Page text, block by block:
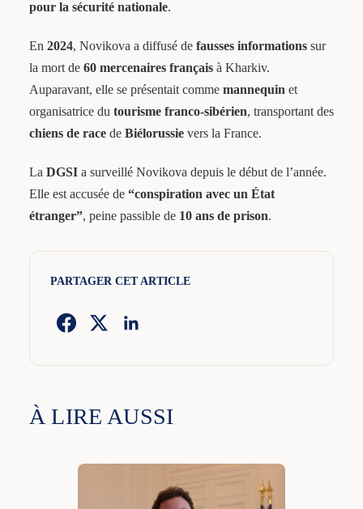
pour la sécurité nationale.
En 2024, Novikova a diffusé de fausses informationssur
la mort de 60 mercenaires françaisà Kharkiv.
Auparavant, elle se présentait comme mannequin et
organisatrice du tourisme franco-sibérien, transportant des
chiens de racede Biélorussievers la France.
La DGSIa surveillé Novikova depuis le début de l’année.
Elle est accusée de “conspiration avec un État
étranger”, peine passible de 10 ans de prison.
PARTAGER CET ARTICLE
À LIRE AUSSI